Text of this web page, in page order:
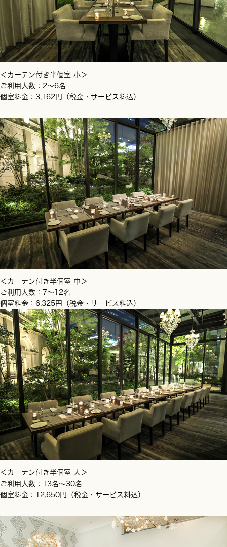
＜カーテン付き半個室 小＞
ご利用人数：2～6名
個室料金：3,162円（税金・サービス料込）
＜カーテン付き半個室 中＞
ご利用人数：7～12名
個室料金：6,325円（税金・サービス料込）
＜カーテン付き半個室 大＞
ご利用人数：13名～30名
個室料金：12,650円（税金・サービス料込）